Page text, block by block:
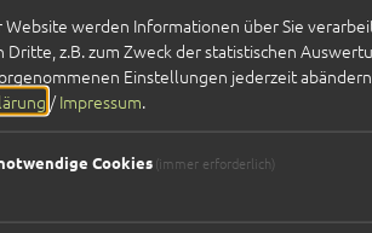
Website werden Informationen über Sie
Dritte, z.B. zum Zweck der statistischen
Einstellungen jederzeit
/Impressum.
Cookies(immer erforderlich)